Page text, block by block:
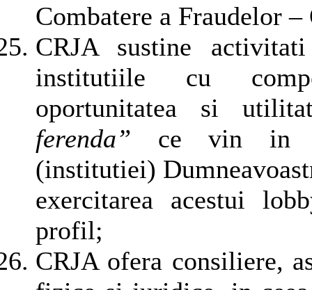
Combatere a Fraudelor
CRJA sustine
institutiile cu
oportunitatea si
ferenda” ce vin in
(institutiei)
exercitarea acestui
profil;
CRJA ofera consiliere,